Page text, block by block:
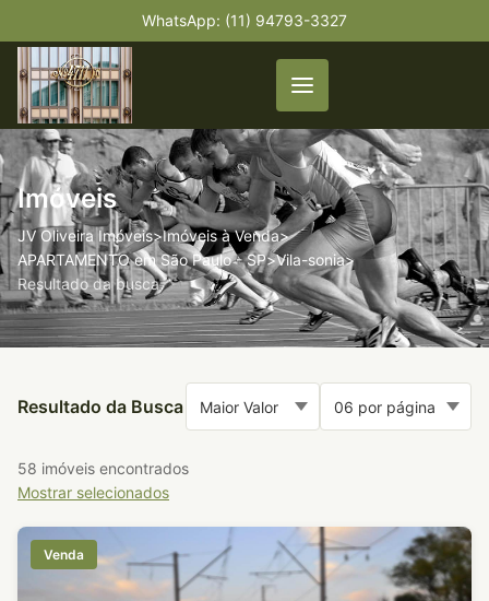
WhatsApp: (11) 94793-3327
Imóveis
JV Oliveira Imóveis>Imóveis à Venda>
APARTAMENTO em São Paulo - SP>Vila-sonia>
Resultado da busca
Resultado da Busca
58 imóveis encontrados
Mostrar selecionados
Venda